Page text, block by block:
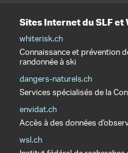
Sites Internet du SLF et
whiterisk.ch
Connaissance et prévention
randonnée à ski
dangers-naturels.ch
Services spécialisés de la
envidat.ch
Accès à des données
wsl.ch